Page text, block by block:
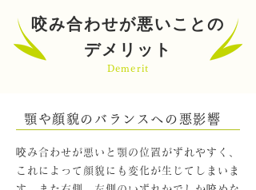
咬み合わせが悪いことの
デメリット
Demerit
顎や顔貌のバランスへの悪影響
咬み合わせが悪いと顎の位置がずれやすく、
これによって顔貌にも変化が生じてしまいま